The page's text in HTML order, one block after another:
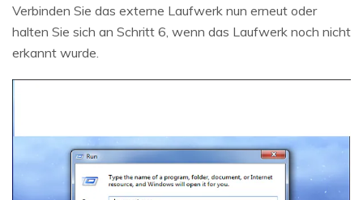
Verbinden Sie das externe Laufwerk nun erneut oder
halten Sie sich an Schritt 6, wenn das Laufwerk noch nicht
erkannt wurde.